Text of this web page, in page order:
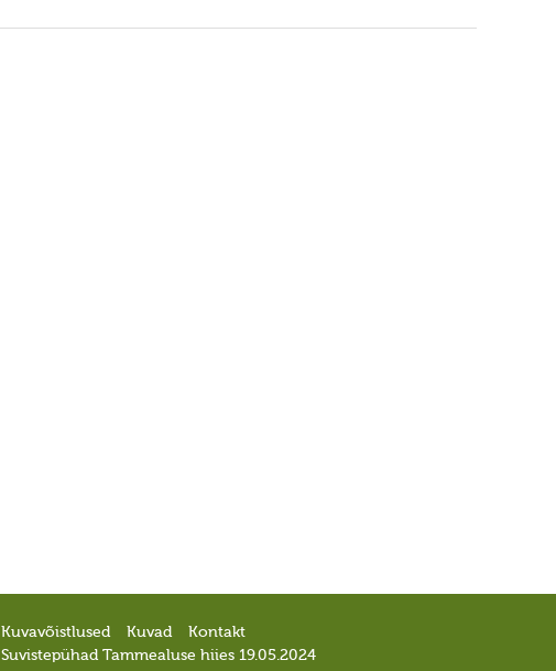
Kuvavõistlused Kuvad
Kontakt
Suvistepühad Tammealuse hiies 19.05.2024